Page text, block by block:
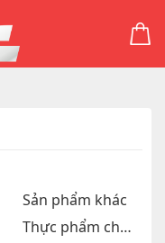
Sản phẩm khác
Thực phẩm chức năng